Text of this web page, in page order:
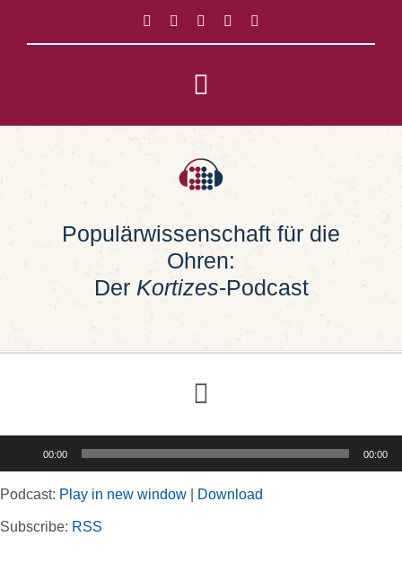
springen
Toggle
Navigation
Impressum
Populärwissenschaft für die
Ohren:
Der Kortizes-Podcast
Toggle
Navigation
Rubriken
00:00 00:00
Podcast: Play in new window Download
Subscribe: RSS